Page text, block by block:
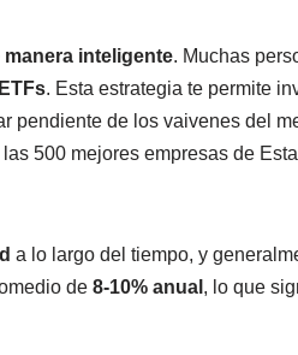
inteligente. Muchas
ETFs. Esta estrategia te permite
pendiente de los vaivenes del
500 mejores empresas de
a lo largo del tiempo, y
de8-10% anual , lo que